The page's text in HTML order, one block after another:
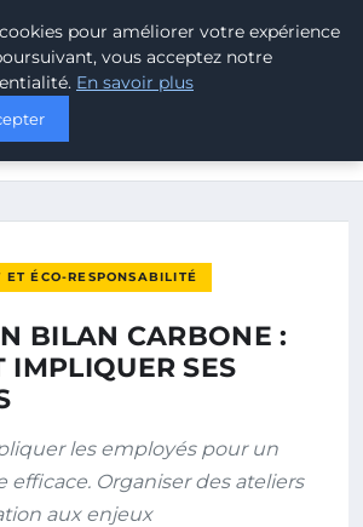
: COMMENT IMPLIQUER SES
ET ÉCO-RESPONSABILITÉ
BILAN CARBONE :
IMPLIQUER SES
les employés pour un
efficace. Organiser des ateliers
aux enjeux
pour améliorer votre expérience
vous acceptez notre
En savoir plus